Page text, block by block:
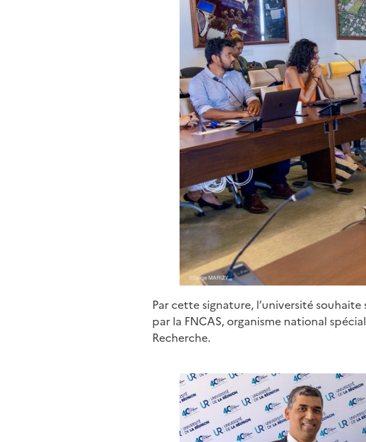
Par cette signature, l’université
par la FNCAS, organisme national
Recherche.